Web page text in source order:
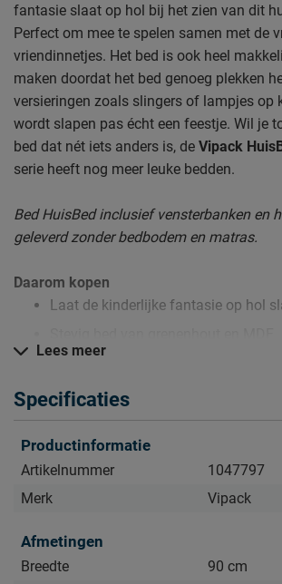
fantasie slaat op hol bij het zien van dit
Perfect om mee te spelen samen met de
vriendinnetjes. Het bed is ook heel
maken doordat het bed genoeg plekken
versieringen zoals slingers of lampjes op
wordt slapen pas écht een feestje. Wil je
bed dat nét iets anders is, de Vipack
serie heeft nog meer leuke bedden.
Bed HuisBed inclusief vensterbanken en
geleverd zonder bedbodem en matras.
Daarom kopen
Laat de kinderlijke fantasie op hol
Zo blijft Bed HuisBed lang mooi (en
Kijk bij het kopje ‘Goed om te weten’ om
zien.
Lees meer
Specificaties
Productinformatie
Artikelnummer
1047797
Merk
Vipack
Afmetingen
Breedte
90 cm